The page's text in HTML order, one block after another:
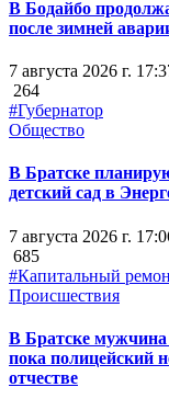
В Бодайбо
после зимней
7 августа 2026 г.
264
#Губернатор
Общество
В Братске
детский сад в
7 августа 2026 г.
685
#Капитальный
Происшествия
В Братске мужчина
пока полицейский
отчестве